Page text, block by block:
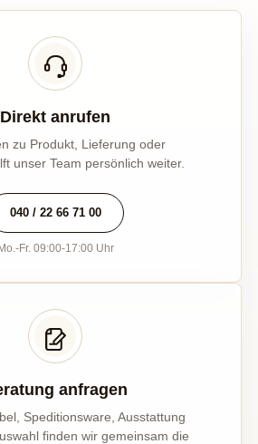
Direkt anrufen
zu Produkt, Lieferung oder
unser Team persönlich weiter.
040 / 22 66 71 00
Fr. 09:00-17:00 Uhr
anfragen
Speditionsware, Ausstattung
finden wir gemeinsam die